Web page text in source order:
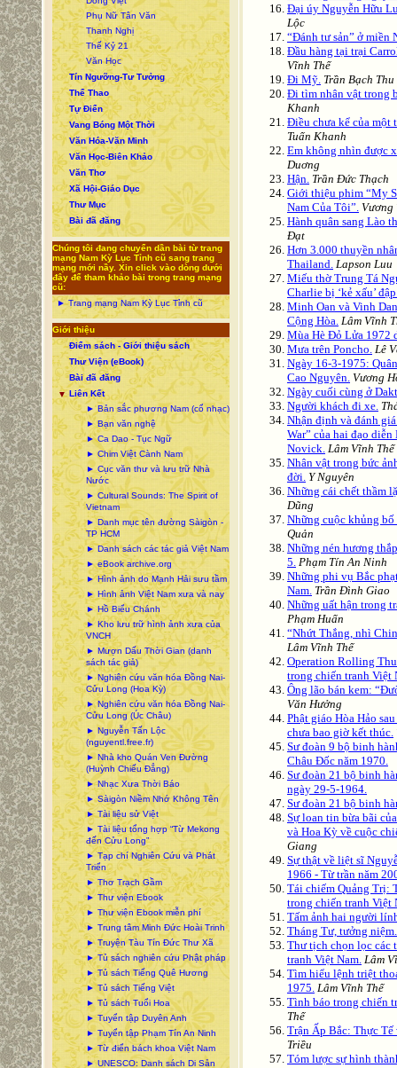
Phụ Nữ Tân Văn
Thanh Nghị
Thế Kỷ 21
Văn Học
Tín Ngưỡng-Tư Tưởng
Thể Thao
Tự Điển
Vang Bóng Một Thời
Văn Hóa-Văn Minh
Văn Học-Biên Khảo
Văn Thơ
Xã Hội-Giáo Dục
Thư Mục
Bài đã đăng
Chúng tôi đang chuyển dần bài từ trang
mạng Nam Kỳ Lục Tỉnh cũ sang trang
mạng mới nầy. Xin click vào dòng dưới
đây để tham khảo bài trong trang mạng
cũ:
► Trang mạng Nam Kỳ Lục Tỉnh cũ
Giới thiệu
Điểm sách - Giới thiệu sách
Thư Viện (eBook)
Bài đã đăng
▼ Liên Kết
► Bản sắc phương Nam (cổ nhạc)
► Bạn văn nghệ
► Ca Dao - Tục Ngữ
► Chim Việt Cành Nam
► Cục văn thư và lưu trữ Nhà
Nước
► Cultural Sounds: The Spirit of
Vietnam
► Danh mục tên đường Sàigòn -
TP HCM
► Danh sách các tác giả Việt Nam
► eBook archive.org
► Hình ảnh do Mạnh Hải sưu tầm
► Hình ảnh Việt Nam xưa và nay
► Hồ Biểu Chánh
► Kho lưu trữ hình ảnh xưa của
VNCH
► Mượn Dấu Thời Gian (danh
sách tác giả)
► Nghiên cứu văn hóa Đồng Nai-
Cửu Long (Hoa Kỳ)
► Nghiên cứu văn hóa Đồng Nai-
Cửu Long (Úc Châu)
► Nguyễn Tấn Lộc
(nguyentl.free.fr)
► Nhà kho Quán Ven Đường
(Huỳnh Chiếu Đẳng)
► Nhạc Xưa Thời Báo
► Sàigòn Niềm Nhớ Không Tên
► Tài liệu sử Việt
► Tài liệu tổng hợp “Từ Mekong
đến Cửu Long”
► Tạp chí Nghiên Cứu và Phát
Triển
► Thơ Trạch Gầm
► Thư viện Ebook
► Thư viện Ebook miễn phí
► Trung tâm Minh Đức Hoài Trinh
► Truyện Tàu Tín Đức Thư Xã
► Tủ sách nghiên cứu Phật pháp
► Tủ sách Tiếng Quê Hương
► Tủ sách Tiếng Việt
► Tủ sách Tuổi Hoa
► Tuyển tập Duyên Anh
► Tuyển tập Phạm Tín An Ninh
► Từ điển bách khoa Việt Nam
► UNESCO: Danh sách Di Sản
Đại úy Nguyễn Hữu
Lộc
“Đánh tư sản” ở miền
Ðầu hàng tại trại
Vĩnh Thế
Đi Mỹ. Trần Bạch Thu
Đi tìm nhân vật trong
Khanh
Điều chưa kể của một
Tuấn Khanh
Em không nhìn được
Duơng‎
Hận. Trần Đức Thạch
Giới thiệu phim “My
Nam Của Tôi”. Vương
Hành quân sang Lào
Đạt
Hơn 3.000 thuyền
Thailand. Lapson Luu
Miếu thờ Trung Tá
Charlie bị ‘kẻ xấu’
Minh Oan và Vinh
Cộng Hòa. Lâm Vĩnh
Mùa Hè Đỏ Lửa 1972
Mưa trên Poncho. Lê
Ngày 16-3-1975:
Cao Nguyên. ‎Vương
Ngày cuối cùng ở
Người khách đi xe.
Nhận định và đánh
War” của hai đạo
Novick. Lâm Vĩnh Thế‎
Nhân vật trong bức
đời. Y Nguyên
Những cái chết thầm
Dũng
Những cuộc khủng
Quản
Những nén hương
5. Phạm Tín An Ninh
Những phi vụ Bắc
Nam. Trần Đình Giao
Những uất hận trong
Phạm Huấn
“Nhứt Thắng, nhì
Lâm Vĩnh Thế
Operation Rolling
trong chiến tranh Việt
Ông lão bán kem:
Văn Hưởng
Phật giáo Hòa Hảo
chưa bao giờ kết thúc.
Sư đoàn 9 bộ binh
Châu Đốc năm 1970.
Sư đoàn 21 bộ binh
ngày 29-5-1964.
Sư đoàn 21 bộ binh
Sự loan tin bừa bãi
và Hoa Kỳ về cuộc
Giang
Sự thật về liệt sĩ
1966 - Từ trần năm
Tái chiếm Quảng Trị:
trong chiến tranh Việt
Tấm ảnh hai người
Tháng Tư, tưởng niệm.
Thư tịch chọn lọc các
tranh Việt Nam. Lâm
Tìm hiểu lệnh triệt
1975. Lâm Vĩnh Thế
Tình báo trong chiến
Thế
Trận Ấp Bắc: Thực
Triều
Tóm lược sự hình